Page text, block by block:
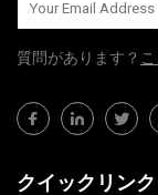
質問​​があります？
クイックリンク